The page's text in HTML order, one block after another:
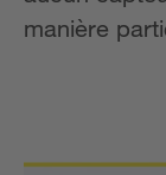
manière